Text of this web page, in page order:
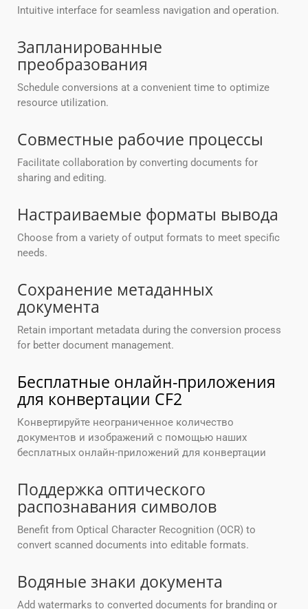
Intuitive interface for seamless navigation and operation.
Запланированные
преобразования
Schedule conversions at a convenient time to optimize
resource utilization.
Совместные рабочие процессы
Facilitate collaboration by converting documents for
sharing and editing.
Настраиваемые форматы вывода
Choose from a variety of output formats to meet specific
needs.
Сохранение метаданных
документа
Retain important metadata during the conversion process
for better document management.
Бесплатные онлайн-приложения
для конвертации CF2
Конвертируйте неограниченное количество
документов и изображений с помощью наших
бесплатных онлайн-приложений для конвертации
Поддержка оптического
распознавания символов
Benefit from Optical Character Recognition (OCR) to
convert scanned documents into editable formats.
Водяные знаки документа
Add watermarks to converted documents for branding or